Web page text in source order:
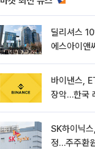
딜리셔스
에스아이앤
바이낸스,
장악…한국
SK하이닉
정…주주환